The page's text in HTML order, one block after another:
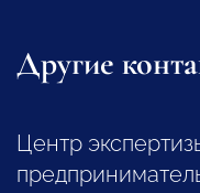
Другие
Центр